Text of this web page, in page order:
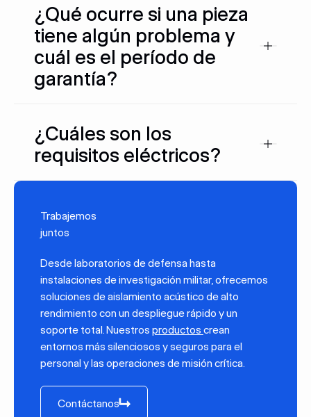
¿Qué ocurre si una pieza
tiene algún problema y
cuál es el período de
garantía?
¿Cuáles son los
requisitos eléctricos?
Trabajemos
juntos
Desde laboratorios de defensa hasta
instalaciones de investigación militar, ofrecemos
soluciones de aislamiento acústico de alto
rendimiento con un despliegue rápido y un
soporte total. Nuestros productos crean
entornos más silenciosos y seguros para el
personal y las operaciones de misión crítica.
Contáctanos
Contáctanos